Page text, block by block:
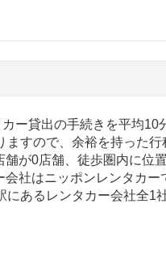
ー貸出の手続きを平均10
すので、余裕を持った
が0店舗、徒歩圏内に位
社はニッポンレンタカー
あるレンタカー会社全1